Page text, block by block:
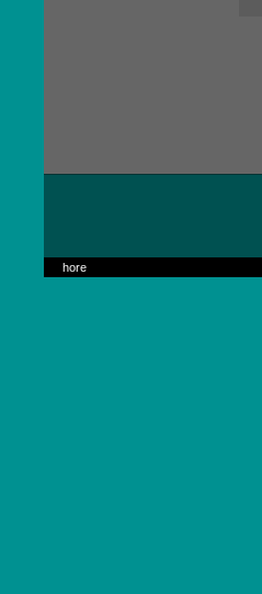
hore